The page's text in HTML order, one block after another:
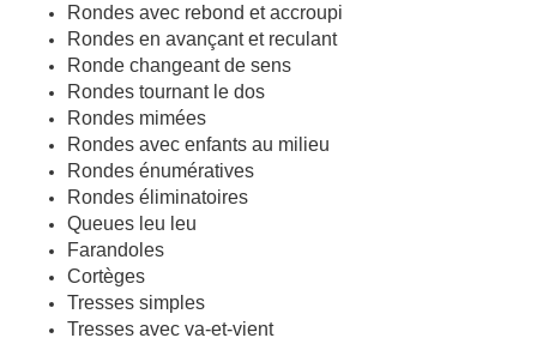
Rondes avec rebond et accroupi
Rondes en avançant et reculant
Ronde changeant de sens
Rondes tournant le dos
Rondes mimées
Rondes avec enfants au milieu
Rondes énumératives
Rondes éliminatoires
Queues leu leu
Farandoles
Cortèges
Tresses simples
Tresses avec va-et-vient